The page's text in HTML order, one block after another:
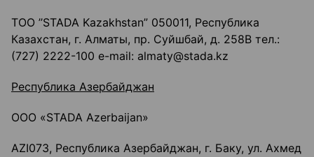
ТОО ’’STADA Kazakhstan” 050011, Республика
Казахстан, г. Алматы, пр. Суйшбай, д. 258В тел.:
(727) 2222-100 e-mail: almaty@stada.kz
Республика Азербайджан
ООО «STADA Azerbaijan»
AZI073, Республика Азербайджан, г. Баку, ул. Ахмед